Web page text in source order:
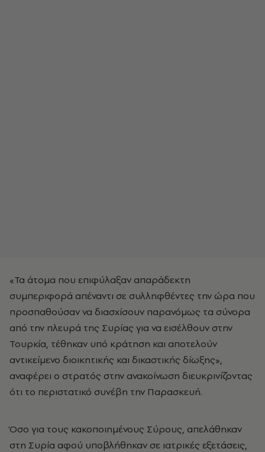
«Τα άτομα που επιφύλαξαν απαράδεκτη
συμπεριφορά απέναντι σε συλληφθέντες την ώρα που
προσπαθούσαν να διασχίσουν παρανόμως τα σύνορα
από την πλευρά της Συρίας για να εισέλθουν στην
Τουρκία, τέθηκαν υπό κράτηση και αποτελούν
αντικείμενο διοικητικής και δικαστικής δίωξης»,
αναφέρει ο στρατός στην ανακοίνωση διευκρινίζοντας
ότι το περιστατικό συνέβη την Παρασκευή.
Όσο για τους κακοποιημένους Σύρους, απελάθηκαν
στη Συρία αφού υποβλήθηκαν σε ιατρικές εξετάσεις,